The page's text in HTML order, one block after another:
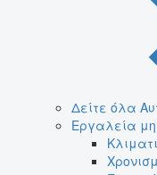
Δείτε όλα
Εργαλεία